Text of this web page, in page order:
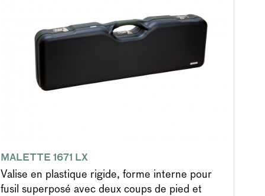
MALETTE 1671 LX
Valise en plastique rigide, forme interne pour
fusil superposé avec deux coups de pied et